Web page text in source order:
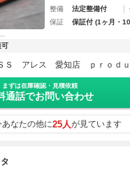
整備
法定整備付
保証
保証付 (1ヶ月・
可
まずは在庫確認・見積依頼
通話でお問い合わせ
あなたの他に25人が見ています
タ